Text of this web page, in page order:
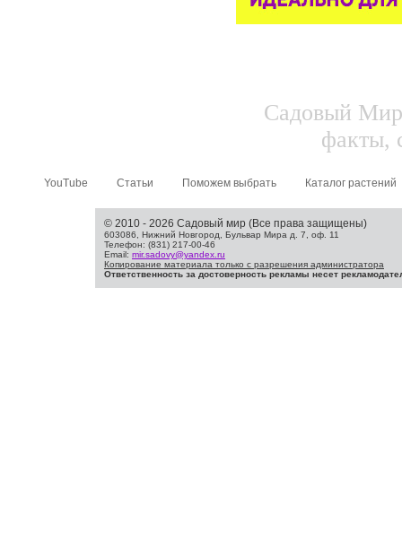
Садовый
факты,
YouTube Статьи Поможем выбрать Каталог растений
© 2010 - 2026 Садовый мир (Все права защищены)
603086, Нижний Новгород, Бульвар Мира д. 7, оф. 11
Телефон: (831) 217-00-46
Email: mir.sadovy@yandex.ru
Копирование материала только с разрешения администратора
Ответственность за достоверность рекламы несет